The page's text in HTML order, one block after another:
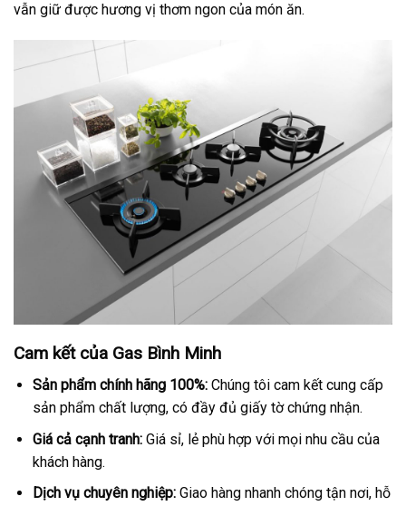
vẫn giữ được hương vị thơm ngon của món ăn.
Cam kết của Gas Bình Minh
Sản phẩm chính hãng 100%:Chúng tôi cam kết cung cấp
sản phẩm chất lượng, có đầy đủ giấy tờ chứng nhận.
Giá cả cạnh tranh:Giá sỉ, lẻ phù hợp với mọi nhu cầu của
khách hàng.
Dịch vụ chuyên nghiệp:Giao hàng nhanh chóng tận nơi, hỗ